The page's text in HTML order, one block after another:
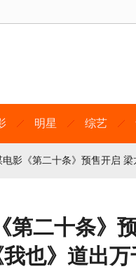
明星 综艺
影《第二十条》预售开启
第二十条》
也》道出